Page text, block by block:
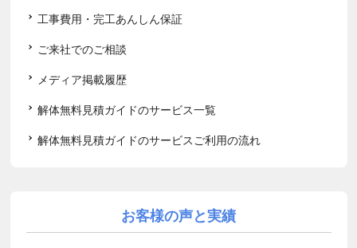
工事費用・完工あんしん保証
ご来社でのご相談
メディア掲載履歴
解体無料見積ガイドのサービス一覧
解体無料見積ガイドのサービスご利用の流れ
お客様の声と実績